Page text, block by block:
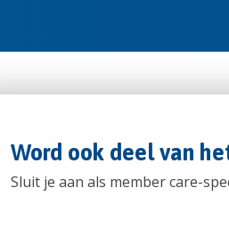
Word ook deel van
Sluit je aan als member care-